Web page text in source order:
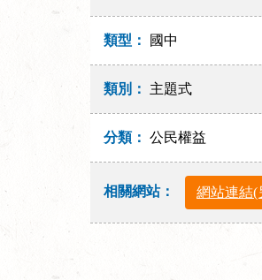
類型： 國中
類別： 主題式
分類： 公民權益
相關網站： 網站連結(